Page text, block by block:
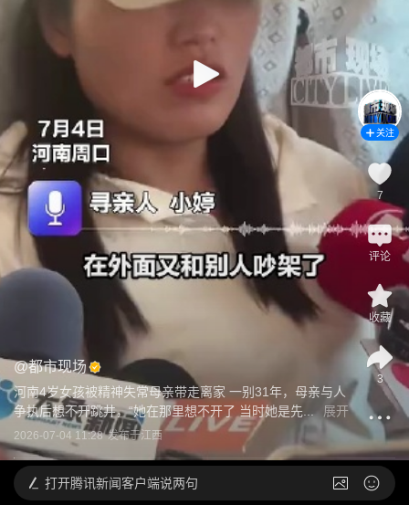
@都市现场
河南4岁女孩被精神失常母亲带走离家 一别31年，母亲与人
争执后想不开跳井，“她在那里想不开了 当时她是先...
展开
2026-07-04 11:28 发布于江西
关注
7
评论
收藏
3
打开腾讯新闻客户端说两句